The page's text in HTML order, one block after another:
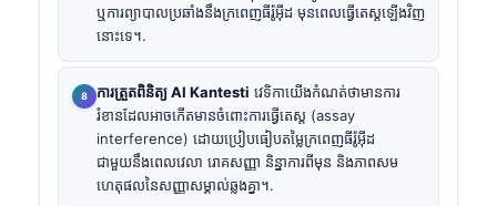
ឬការព្យាបាលប្រឆាំងនឹងក្រពេញធីរ៉ូអ៊ីដ មុនពេលធ្វើតេស្តឡើងវិញ
នោះទេ។.
ការត្រួតពិនិត្យ AI Kantesti វេទិកាយើងកំណត់ថាមានការ
រំខានដែលអាចកើតមានចំពោះការធ្វើតេស្ត (assay
interference) ដោយប្រៀបធៀបតម្លៃក្រពេញធីរ៉ូអ៊ីដ
ជាមួយនឹងពេលវេលា រោគសញ្ញា និន្នាការពីមុន និងភាពសម
ហេតុផលនៃសញ្ញាសម្គាល់ឆ្លងគ្នា។.